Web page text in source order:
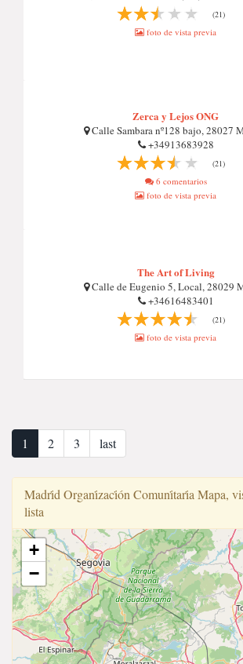
(21)
foto de vista previa
Zerca y Lejos ONG
Calle Sambara nº128 bajo, 28027
+34913683928
(21)
6 comentarios
foto de vista previa
The Art of Living
Calle de Eugenio 5, Local, 28029
+34616483401
(21)
foto de vista previa
1 2 3 last
Madri̇d Organi̇zaci̇ón Comuni̇tari̇a Mapa,
lista
+
−